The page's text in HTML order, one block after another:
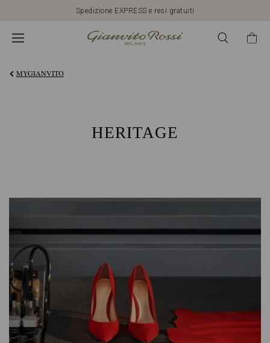
Spedizione EXPRESS e resi gratuiti
MYGIANVITO
HERITAGE
GIANVITO
QUALITÀ
ARTIGIANALITÀ
ITALIANA
HERITAGE